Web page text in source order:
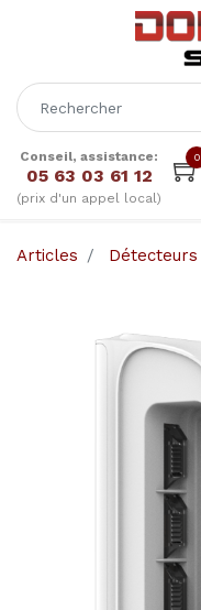
Conseil, assistance:
05 63 03 61 12
(prix d'un appel local)
0
Articles Détecteurs